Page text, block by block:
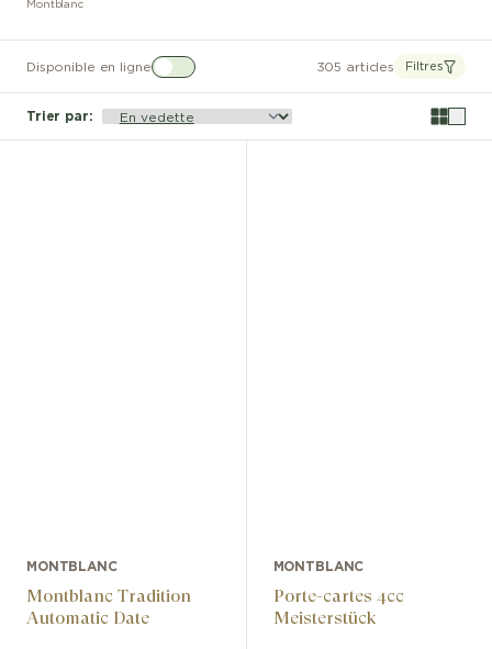
Montblanc
Disponible en ligne 305 articles Filtres
Trier par:
MONTBLANC
Montblanc Tradition
Automatic Date
MONTBLANC
Porte-cartes 4cc
Meisterstück